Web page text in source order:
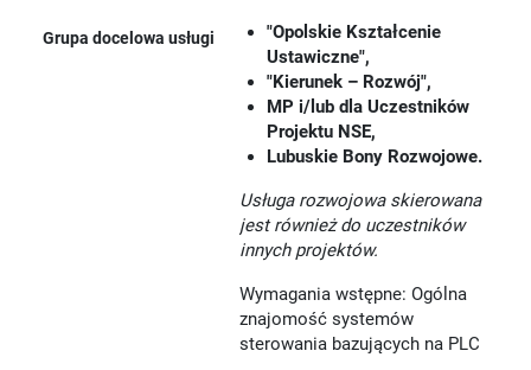
Grupa docelowa usługi
"Opolskie Kształcenie
Ustawiczne",
"Kierunek – Rozwój",
MP i/lub dla Uczestników
Projektu NSE,
Lubuskie Bony Rozwojowe.
Usługa rozwojowa skierowana
jest również do uczestników
innych projektów.
Wymagania wstępne: Ogólna
znajomość systemów
sterowania bazujących na PLC